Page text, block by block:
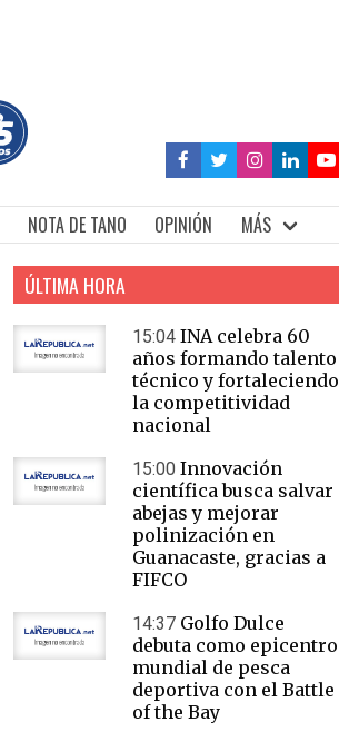
NOTA DE TANO OPINIÓN MÁS
ÚLTIMA HORA
15:04 INA celebra 60
años formando talento
técnico y fortaleciendo
la competitividad
nacional
15:00 Innovación
científica busca salvar
abejas y mejorar
polinización en
Guanacaste, gracias a
FIFCO
14:37 Golfo Dulce
debuta como epicentro
mundial de pesca
deportiva con el Battle
of the Bay